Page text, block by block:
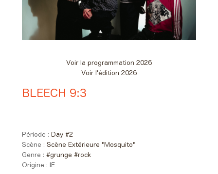
Voir la programmation 2026
Voir l'édition 2026
BLEECH 9:3
Période :
Day #2
Scène : Scène Extérieure "Mosquito"
Genre : #grunge #rock
Origine :
IE